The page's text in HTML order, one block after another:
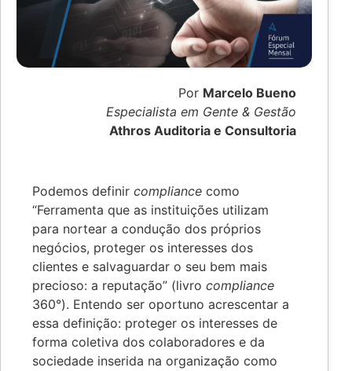
Por Marcelo Bueno
Especialista em Gente & Gestão
Athros Auditoria e Consultoria
Podemos definir compliance como
“Ferramenta que as instituições utilizam
para nortear a condução dos próprios
negócios, proteger os interesses dos
clientes e salvaguardar o seu bem mais
precioso: a reputação” (livro compliance
360°). Entendo ser oportuno acrescentar a
essa definição: proteger os interesses de
forma coletiva dos colaboradores e da
sociedade inserida na organização como